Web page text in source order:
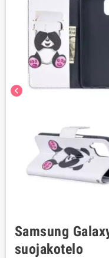
chevron_left
Samsung
suojakotelo